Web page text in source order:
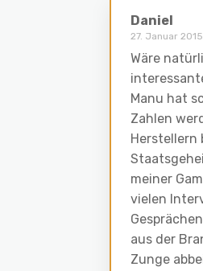
Daniel
27. Januar
Wäre
Manu hat
Zahlen
Herstellern
meiner
vielen
aus der
Zunge